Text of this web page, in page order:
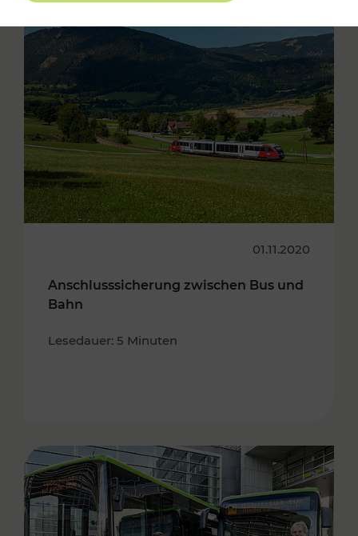
01.11.2020
Anschlusssicherung zwischen Bus und
Bahn
Lesedauer: 5 Minuten